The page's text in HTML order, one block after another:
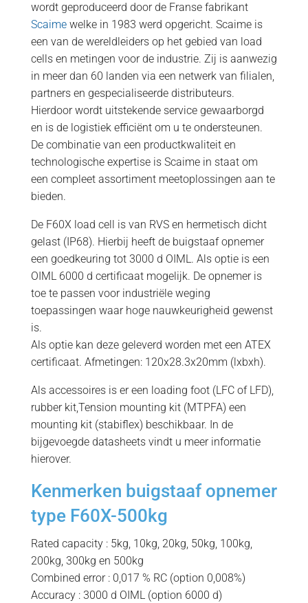
wordt geproduceerd door de Franse fabrikant
Scaimewelke in 1983 werd opgericht. Scaime is
een van de wereldleiders op het gebied van load
cells en metingen voor de industrie. Zij is aanwezig
in meer dan 60 landen via een netwerk van filialen,
partners en gespecialiseerde distributeurs.
Hierdoor wordt uitstekende service gewaarborgd
en is de logistiek efficiënt om u te ondersteunen.
De combinatie van een productkwaliteit en
technologische expertise is Scaime in staat om
een ​​compleet assortiment meetoplossingen aan te
bieden.
De F60X load cell is van RVS en hermetisch dicht
gelast (IP68). Hierbij heeft de buigstaaf opnemer
een goedkeuring tot 3000 d OIML. Als optie is een
OIML 6000 d certificaat mogelijk. De opnemer is
toe te passen voor industriële weging
toepassingen waar hoge nauwkeurigheid gewenst
is.
Als optie kan deze geleverd worden met een ATEX
certificaat. Afmetingen: 120x28.3x20mm (lxbxh).
Als accessoires is er een loading foot (LFC of LFD),
rubber kit,Tension mounting kit (MTPFA) een
mounting kit (stabiflex) beschikbaar. In de
bijgevoegde datasheets vindt u meer informatie
hierover.
Kenmerken buigstaaf opnemer
type F60X-500kg
Rated capacity : 5kg, 10kg, 20kg, 50kg, 100kg,
200kg, 300kg en 500kg
Combined error : 0,017 % RC (option 0,008%)
Accuracy : 3000 d OIML (option 6000 d)